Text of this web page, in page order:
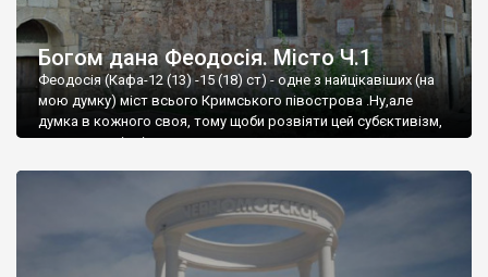
Богом дана Феодосія. Місто Ч.1
Феодосія (Кафа-12 (13) -15 (18) ст) - одне з найцікавіших (на
мою думку) міст всього Кримського півострова .Ну,але
думка в кожного своя, тому щоби розвіяти цей субєктивізм,
запрошую відвідати це